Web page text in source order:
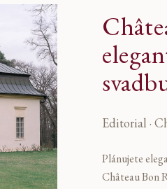
Editorial ·
Plánujete
Château Bon